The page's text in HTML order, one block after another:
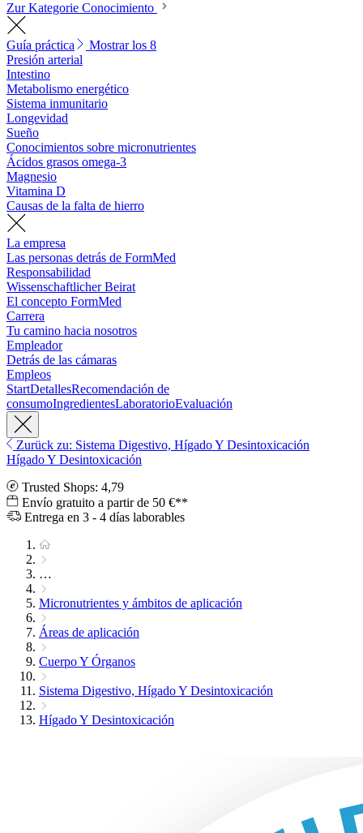
Zur Kategorie Conocimiento
Guía práctica
Mostrar los 8
Presión arterial
Intestino
Metabolismo energético
Sistema inmunitario
Longevidad
Sueño
Conocimientos sobre micronutrientes
Ácidos grasos omega-3
Magnesio
Vitamina D
Causas de la falta de hierro
La empresa
Las personas detrás de FormMed
Responsabilidad
Wissenschaftlicher Beirat
El concepto FormMed
Carrera
Tu camino hacia nosotros
Empleador
Detrás de las cámaras
Empleos
StartDetallesRecomendación de
consumoIngredientesLaboratorioEvaluación
Zurück zu: Sistema Digestivo, Hígado Y Desintoxicación
Hígado Y Desintoxicación
Trusted Shops: 4,79
Envío gratuito a partir de 50 €**
Entrega en 3 - 4 días laborables
…
Micronutrientes y ámbitos de aplicación
Áreas de aplicación
Cuerpo Y Órganos
Sistema Digestivo, Hígado Y Desintoxicación
Hígado Y Desintoxicación